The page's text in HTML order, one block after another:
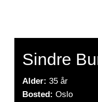
Sindre
Alder: 35 år
Bosted: Oslo